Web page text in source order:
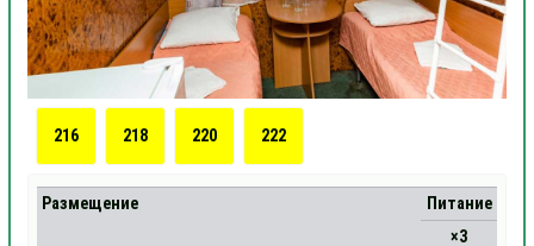
216 218 220 222
Размещение
Питание
×3